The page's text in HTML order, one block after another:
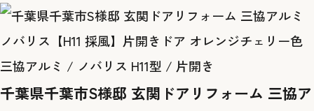
三協アルミ / ノバリス H11型 / 片開き
千葉県千葉市S様邸 玄関ドアリフォーム 三協ア